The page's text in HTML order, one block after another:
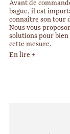
Avant de
bague, il est
connaître son tour
Nous vous
solutions pour
cette mesure.
En lire +